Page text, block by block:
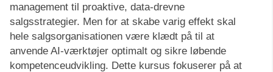
management til proaktive, data-drevne
salgsstrategier. Men for at skabe varig effekt skal
hele salgsorganisationen være klædt på til at
anvende AI-værktøjer optimalt og sikre løbende
kompetenceudvikling. Dette kursus fokuserer på at